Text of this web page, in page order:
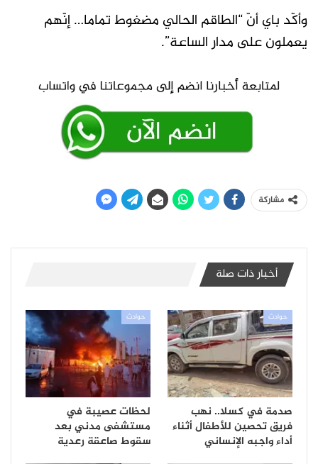
وأكّد باي أنّ “الطاقم الحالي مضغوط تماما… إنّهم
يعملون على مدار الساعة”.
مشاركة
أخبار ذات صلة
حوادث
صدمة في كسلا.. نهب
فريق تحصين للأطفال أثناء
أداء واجبه الإنساني
حوادث
لحظات عصيبة في
مستشفى مدني بعد
سقوط صاعقة رعدية